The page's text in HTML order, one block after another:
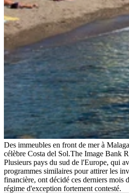
Des immeubles en front de mer à
célèbre Costa del Sol.The Image Bank
Plusieurs pays du sud de l'Europe, qui
programmes similaires pour attirer les
financière, ont décidé ces derniers mois
régime d'exception fortement contesté.